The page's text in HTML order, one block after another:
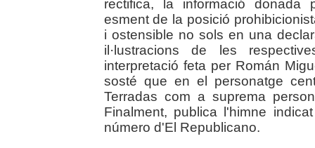
rectifica, la informació donada
esment de la posició
i ostensible no sols en una
il·lustracions de les
interpretació feta per Román
sosté que en el personatge
Terradas com a suprema
Finalment, publica l'himne
número d'El Republicano.